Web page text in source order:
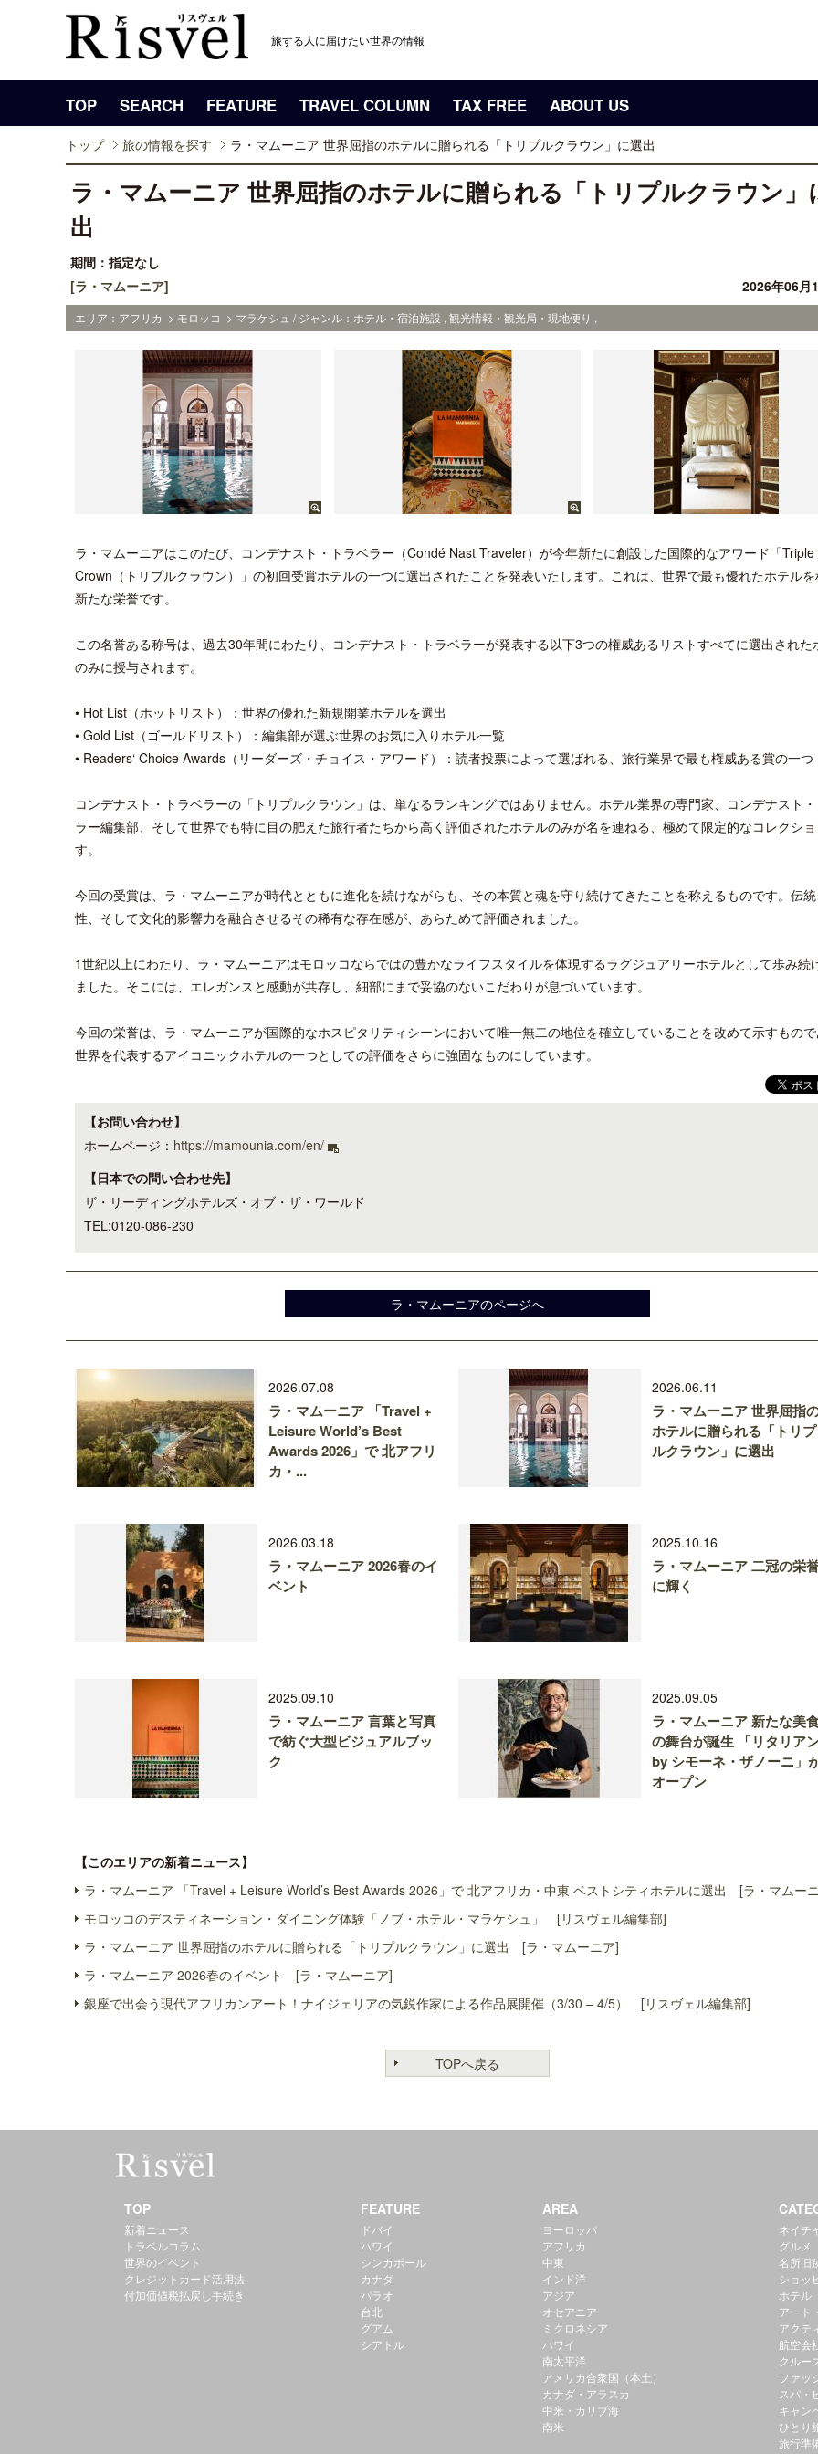
旅する人に届けたい世界の情報
TOP SEARCH FEATURE TRAVEL COLUMN TAX FREE ABOUT US
トップ 旅の情報を探す ラ・マムーニア 世界屈指のホテルに贈られる「トリプルクラウン」に選出
ラ・マムーニア 世界屈指のホテルに贈られる「トリプルクラウン」
出
期間：指定なし
[ラ・マムーニア]
2026年06月
エリア：アフリカ > モロッコ > マラケシュ / ジャンル：ホテル・宿泊施設 , 観光情報・観光局・現地便り ,
ラ・マムーニアはこのたび、コンデナスト・トラベラー（Condé Nast Traveler）が今年新たに創設した国際的なアワード「Triple
Crown（トリプルクラウン）」の初回受賞ホテルの一つに選出されたことを発表いたします。これは、世界で最も優れたホテル
新たな栄誉です。
この名誉ある称号は、過去30年間にわたり、コンデナスト・トラベラーが発表する以下3つの権威あるリストすべてに選出された
のみに授与されます。
• Hot List（ホットリスト）：世界の優れた新規開業ホテルを選出
• Gold List（ゴールドリスト）：編集部が選ぶ世界のお気に入りホテル一覧
• Readers‘ Choice Awards（リーダーズ・チョイス・アワード）：読者投票によって選ばれる、旅行業界で最も権威ある賞の一つ
コンデナスト・トラベラーの「トリプルクラウン」は、単なるランキングではありません。ホテル業界の専門家、コンデナスト
ラー編集部、そして世界でも特に目の肥えた旅行者たちから高く評価されたホテルのみが名を連ねる、極めて限定的なコレクシ
す。
今回の受賞は、ラ・マムーニアが時代とともに進化を続けながらも、その本質と魂を守り続けてきたことを称えるものです。伝
性、そして文化的影響力を融合させるその稀有な存在感が、あらためて評価されました。
1世紀以上にわたり、ラ・マムーニアはモロッコならではの豊かなライフスタイルを体現するラグジュアリーホテルとして歩み続
ました。そこには、エレガンスと感動が共存し、細部にまで妥協のないこだわりが息づいています。
今回の栄誉は、ラ・マムーニアが国際的なホスピタリティシーンにおいて唯一無二の地位を確立していることを改めて示すもの
世界を代表するアイコニックホテルの一つとしての評価をさらに強固なものにしています。
【お問い合わせ】
ホームページ： https://mamounia.com/en/
【日本での問い合わせ先】
ザ・リーディングホテルズ・オブ・ザ・ワールド
TEL:0120-086-230
ラ・マムーニアのページへ
2026.07.08
ラ・マムーニア 「Travel +
Leisure World’s Best
Awards 2026」で 北アフリ
カ・...
2026.06.11
ラ・マムーニア 世界屈指
ホテルに贈られる「トリプ
ルクラウン」に選出
2026.03.18
ラ・マムーニア 2026春のイ
ベント
2025.10.16
ラ・マムーニア 二冠の栄
に輝く
2025.09.10
ラ・マムーニア 言葉と写真
で紡ぐ大型ビジュアルブッ
ク
2025.09.05
ラ・マムーニア 新たな美
の舞台が誕生 「リタリア
by シモーネ・ザノーニ」
オープン
【このエリアの新着ニュース】
ラ・マムーニア 「Travel + Leisure World’s Best Awards 2026」で 北アフリカ・中東 ベストシティホテルに選出 [ラ・マムー
モロッコのデスティネーション・ダイニング体験「ノブ・ホテル・マラケシュ」 [リスヴェル編集部]
ラ・マムーニア 世界屈指のホテルに贈られる「トリプルクラウン」に選出 [ラ・マムーニア]
ラ・マムーニア 2026春のイベント [ラ・マムーニア]
銀座で出会う現代アフリカンアート！ナイジェリアの気鋭作家による作品展開催（3/30 – 4/5） [リスヴェル編集部]
TOPへ戻る
アット ハイアット」のメニューを刷
新
入のお知らせ
TOP
新着ニュース
トラベルコラム
世界のイベント
クレジットカード活用法
付加価値税払戻し手続き
FEATURE
ドバイ
ハワイ
シンガポール
カナダ
パラオ
台北
グアム
シアトル
AREA
ヨーロッパ
アフリカ
中東
インド洋
アジア
オセアニア
ミクロネシア
ハワイ
南太平洋
アメリカ合衆国（本土）
カナダ・アラスカ
中米・カリブ海
南米
ネイチ
グルメ
名所旧
ショッ
ホテル
アート
アクテ
航空会
クルー
ファッ
スパ・
キャン
ひとり
旅行準